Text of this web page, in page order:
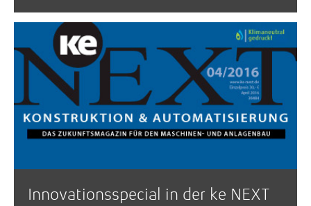
Innovationsspecial in der ke NEXT